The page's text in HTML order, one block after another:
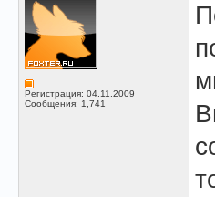
Регистрация: 04.11.2009
Сообщения: 1,741